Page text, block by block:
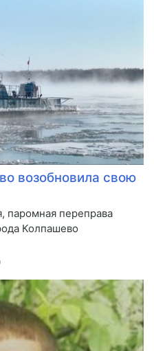
возобновила свою
паромная переправа
Колпашево